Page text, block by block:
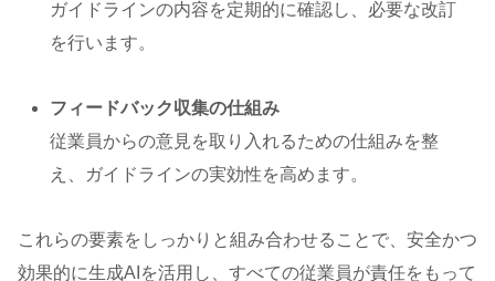
ガイドラインの内容を定期的に確認し、必要な改訂
を行います。
フィードバック収集の仕組み
従業員からの意見を取り入れるための仕組みを整
え、ガイドラインの実効性を高めます。
これらの要素をしっかりと組み合わせることで、安全かつ
効果的に生成AIを活用し、すべての従業員が責任をもって